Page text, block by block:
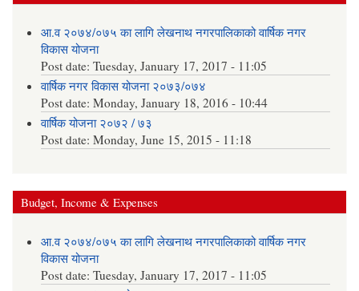
आ.व २०७४/०७५ का लागि लेखनाथ नगरपालिकाको वार्षिक नगर
विकास योजना
Post date:Tuesday, January 17, 2017 - 11:05
वार्षिक नगर विकास योजना २०७३/०७४
Post date:Monday, January 18, 2016 - 10:44
वार्षिक योजना २०७२ / ७३
Post date:Monday, June 15, 2015 - 11:18
Budget, Income & Expenses
आ.व २०७४/०७५ का लागि लेखनाथ नगरपालिकाको वार्षिक नगर
विकास योजना
Post date:Tuesday, January 17, 2017 - 11:05